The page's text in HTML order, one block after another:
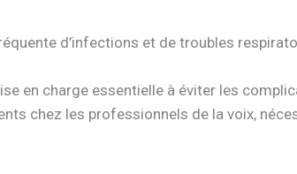
d’infections et de troubles
en charge essentielle à éviter les
chez les professionnels de la voix,